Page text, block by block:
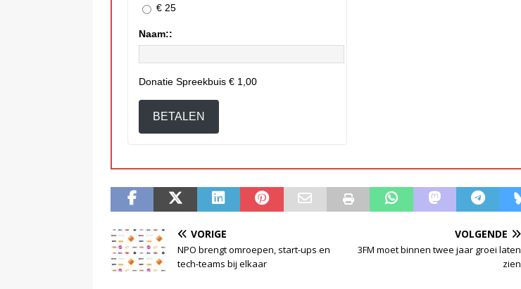
€ 25
Naam::
Donatie Spreekbuis € 1,00
BETALEN
VORIGE
NPO brengt omroepen, start-ups en
tech-teams bij elkaar
VOLGENDE
3FM moet binnen twee jaar groei laten
zien